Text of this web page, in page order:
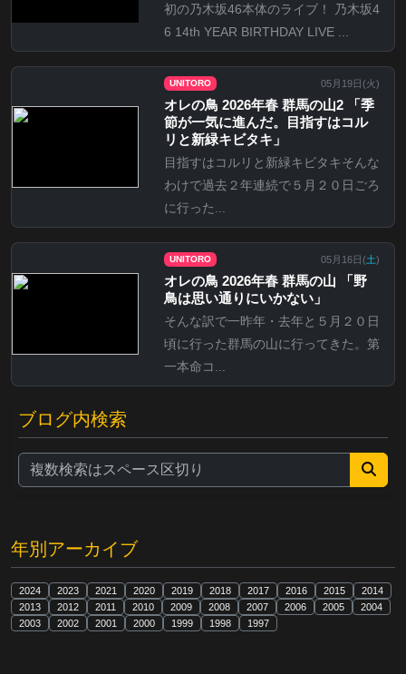
初の乃木坂46本体のライブ！ 乃木坂4
6 14th YEAR BIRTHDAY LIVE ...
UNITORO 05月19日(火)
オレの鳥 2026年春 群馬の山2 「季
節が一気に進んだ。目指すはコル
リと新緑キビタキ」
目指すはコルリと新緑キビタキそんな
わけで過去２年連続で５月２０日ごろ
に行った...
UNITORO 05月16日(土)
オレの鳥 2026年春 群馬の山 「野
鳥は思い通りにいかない」
そんな訳で一昨年・去年と５月２０日
頃に行った群馬の山に行ってきた。第
一本命コ...
ブログ内検索
年別アーカイブ
2024 2023 2021 2020 2019 2018 2017 2016 2015
2014
2013
2012 2011 2010 2009 2008 2007 2006 2005
2004
2003
2002 2001 2000 1999 1998 1997